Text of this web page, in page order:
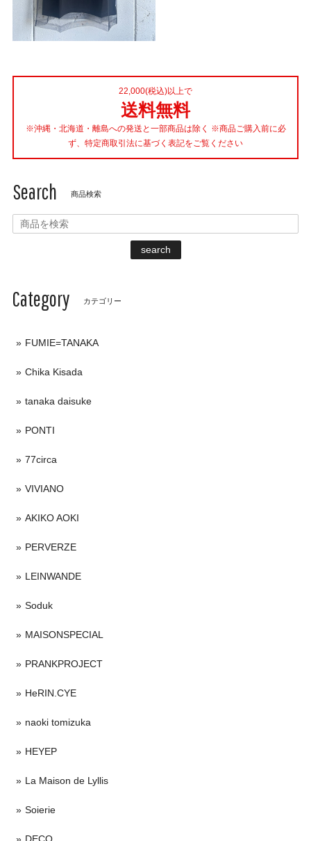
22,000(税込)以上で
送料無料
※沖縄・北海道・離島への発送と一部商品は除く ※商品ご購入前に必
ず、特定商取引法に基づく表記をご覧ください
Search 商品検索
search
Category カテゴリー
FUMIE=TANAKA
Chika Kisada
tanaka daisuke
PONTI
77circa
VIVIANO
AKIKO AOKI
PERVERZE
LEINWANDE
Soduk
MAISONSPECIAL
PRANKPROJECT
HeRIN.CYE
naoki tomizuka
HEYEP
La Maison de Lyllis
Soierie